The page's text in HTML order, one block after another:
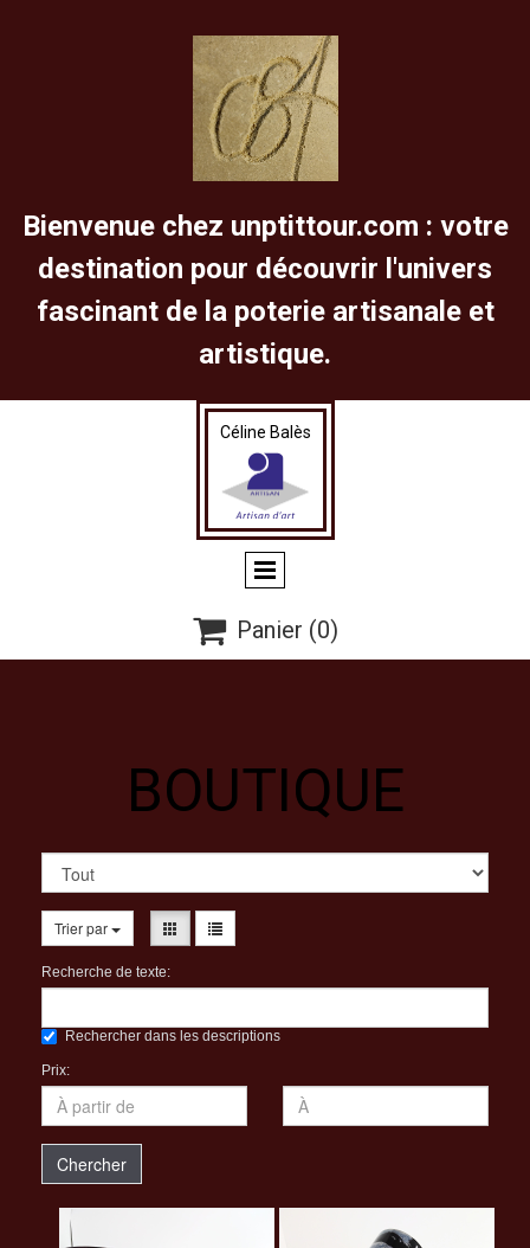
Bienvenue chez unptittour.com : votre
destination pour découvrir l'univers
fascinant de la poterie artisanale et
artistique.
Céline Balès
 Panier (0)
BOUTIQUE
Trier par
Recherche de texte:
Rechercher dans les descriptions
Prix:
Chercher